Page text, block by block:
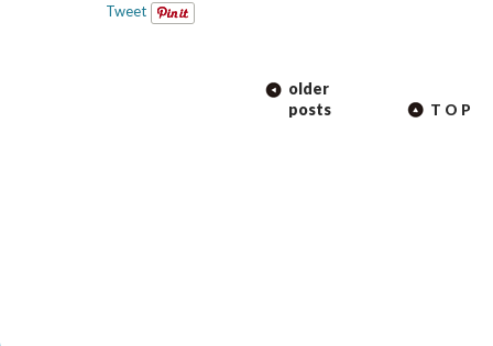
Tweet
older
posts
TOP